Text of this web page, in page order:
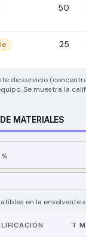
50
25
de servicio
Se muestra la
MATERIALES
en la envolvente
T